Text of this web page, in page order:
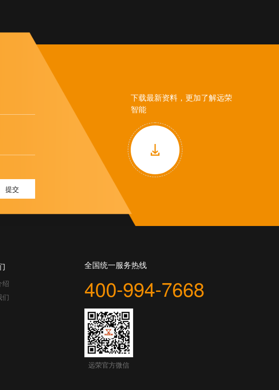
提交
下载最新资料，更加了解远荣
智能
绍
们
全国统一服务热线
400-994-7668
远荣官方微信